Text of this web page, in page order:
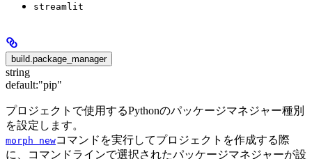
streamlit
build.package_manager
string
default:"pip"
プロジェクトで使用するPythonのパッケージマネジャー種別
を設定します。
morph newコマンドを実行してプロジェクトを作成する際
に、コマンドラインで選択されたパッケージマネジャーが設